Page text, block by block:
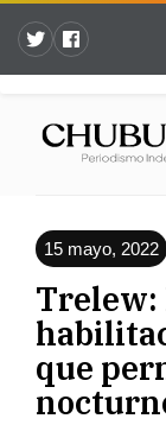
15 mayo, 2022
Trelew:
que